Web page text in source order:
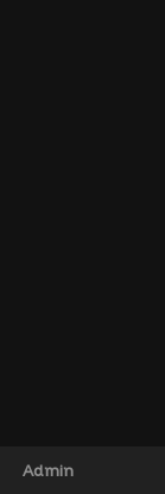
Admin